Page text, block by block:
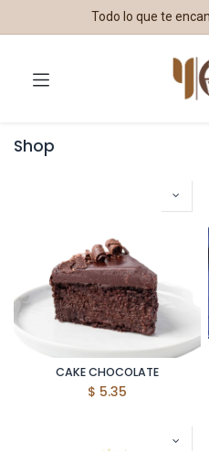
Todo lo que te
Shop
CAKE CHOCOLATE
$ 5.35